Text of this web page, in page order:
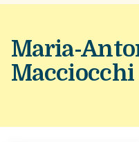
Maria-
Macciocchi